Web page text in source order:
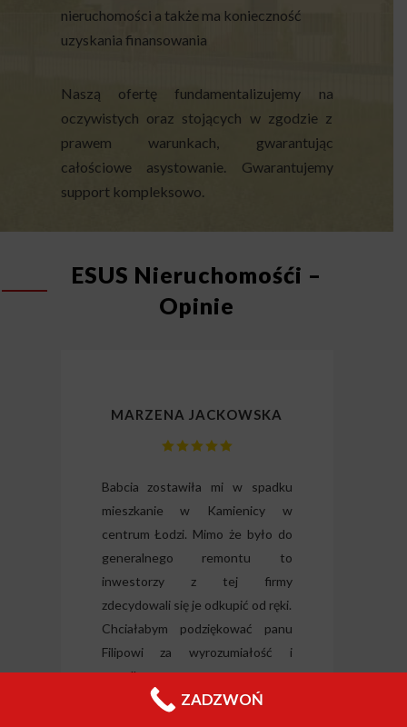
nieruchomości a także ma konieczność
uzyskania finansowania
Naszą ofertę fundamentalizujemy na
oczywistych oraz stojących w zgodzie z
prawem warunkach, gwarantując
całościowe asystowanie. Gwarantujemy
support kompleksowo.
ESUS Nieruchomośći –
Opinie
MARZENA JACKOWSKA
Babcia zostawiła mi w spadku
mieszkanie w Kamienicy w
centrum Łodzi. Mimo że było do
generalnego remontu to
inwestorzy z tej firmy
zdecydowali się je odkupić od ręki.
Chciałabym podziękować panu
Filipowi za wyrozumiałość i
wszelką pomoc.
ZADZWOŃ